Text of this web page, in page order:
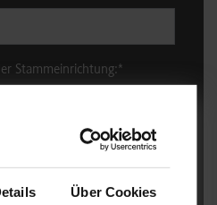
Über Cookies
Stammeinrichtung:*